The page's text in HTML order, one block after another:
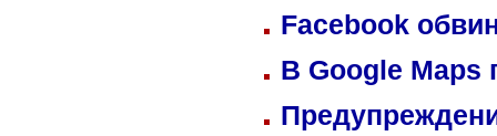
Facebook
В Google Maps